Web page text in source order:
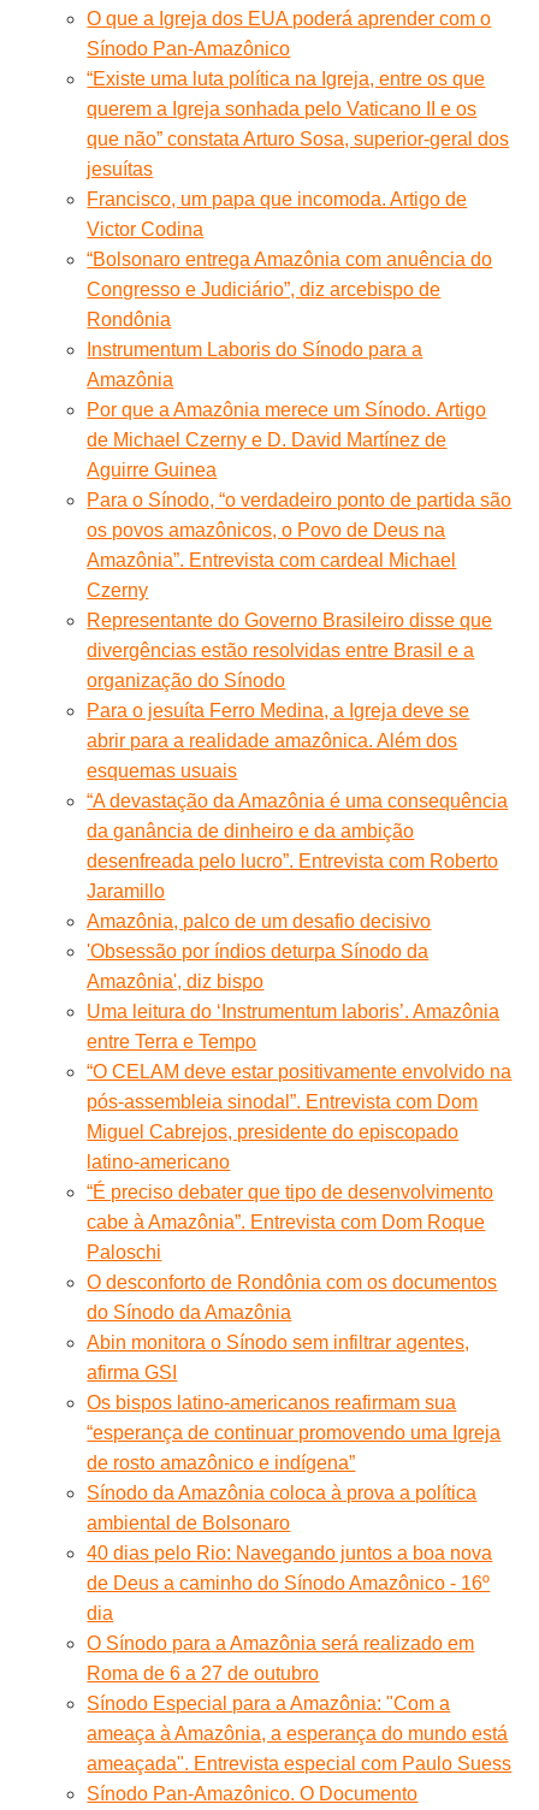
O que a Igreja dos EUA poderá aprender com o
Sínodo Pan-Amazônico
“Existe uma luta política na Igreja, entre os que
querem a Igreja sonhada pelo Vaticano II e os
que não” constata Arturo Sosa, superior-geral dos
jesuítas
Francisco, um papa que incomoda. Artigo de
Victor Codina
“Bolsonaro entrega Amazônia com anuência do
Congresso e Judiciário”, diz arcebispo de
Rondônia
Instrumentum Laboris do Sínodo para a
Amazônia
Por que a Amazônia merece um Sínodo. Artigo
de Michael Czerny e D. David Martínez de
Aguirre Guinea
Para o Sínodo, “o verdadeiro ponto de partida são
os povos amazônicos, o Povo de Deus na
Amazônia”. Entrevista com cardeal Michael
Czerny
Representante do Governo Brasileiro disse que
divergências estão resolvidas entre Brasil e a
organização do Sínodo
Para o jesuíta Ferro Medina, a Igreja deve se
abrir para a realidade amazônica. Além dos
esquemas usuais
“A devastação da Amazônia é uma consequência
da ganância de dinheiro e da ambição
desenfreada pelo lucro”. Entrevista com Roberto
Jaramillo
Amazônia, palco de um desafio decisivo
'Obsessão por índios deturpa Sínodo da
Amazônia', diz bispo
Uma leitura do ‘Instrumentum laboris’. Amazônia
entre Terra e Tempo
“O CELAM deve estar positivamente envolvido na
pós-assembleia sinodal”. Entrevista com Dom
Miguel Cabrejos, presidente do episcopado
latino-americano
“É preciso debater que tipo de desenvolvimento
cabe à Amazônia”. Entrevista com Dom Roque
Paloschi
O desconforto de Rondônia com os documentos
do Sínodo da Amazônia
Abin monitora o Sínodo sem infiltrar agentes,
afirma GSI
Os bispos latino-americanos reafirmam sua
“esperança de continuar promovendo uma Igreja
de rosto amazônico e indígena”
Sínodo da Amazônia coloca à prova a política
ambiental de Bolsonaro
40 dias pelo Rio: Navegando juntos a boa nova
de Deus a caminho do Sínodo Amazônico - 16º
dia
O Sínodo para a Amazônia será realizado em
Roma de 6 a 27 de outubro
Sínodo Especial para a Amazônia: "Com a
ameaça à Amazônia, a esperança do mundo está
ameaçada". Entrevista especial com Paulo Suess
Sínodo Pan-Amazônico. O Documento